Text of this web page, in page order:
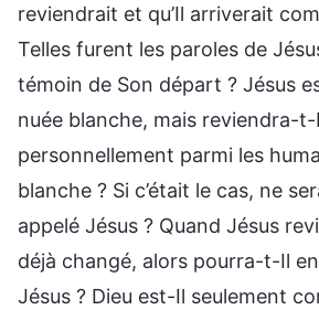
reviendrait et qu’Il arriverait
Telles furent les paroles de
témoin de Son départ ? Jésus
nuée blanche, mais reviendra-
personnellement parmi les
blanche ? Si c’était le cas, ne
appelé Jésus ? Quand Jésus
déjà changé, alors pourra-t-Il
Jésus ? Dieu est-Il seulement